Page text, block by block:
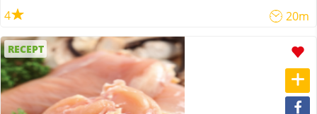
4 20m
RECEPT